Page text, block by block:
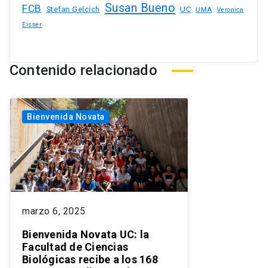
FCB
Stefan Gelcich Susan Bueno UC UMA
Veronica
Eisner
Contenido relacionado
Bienvenida Novata
marzo 6, 2025
Bienvenida Novata UC: la
Facultad de Ciencias
Biológicas recibe a los 168